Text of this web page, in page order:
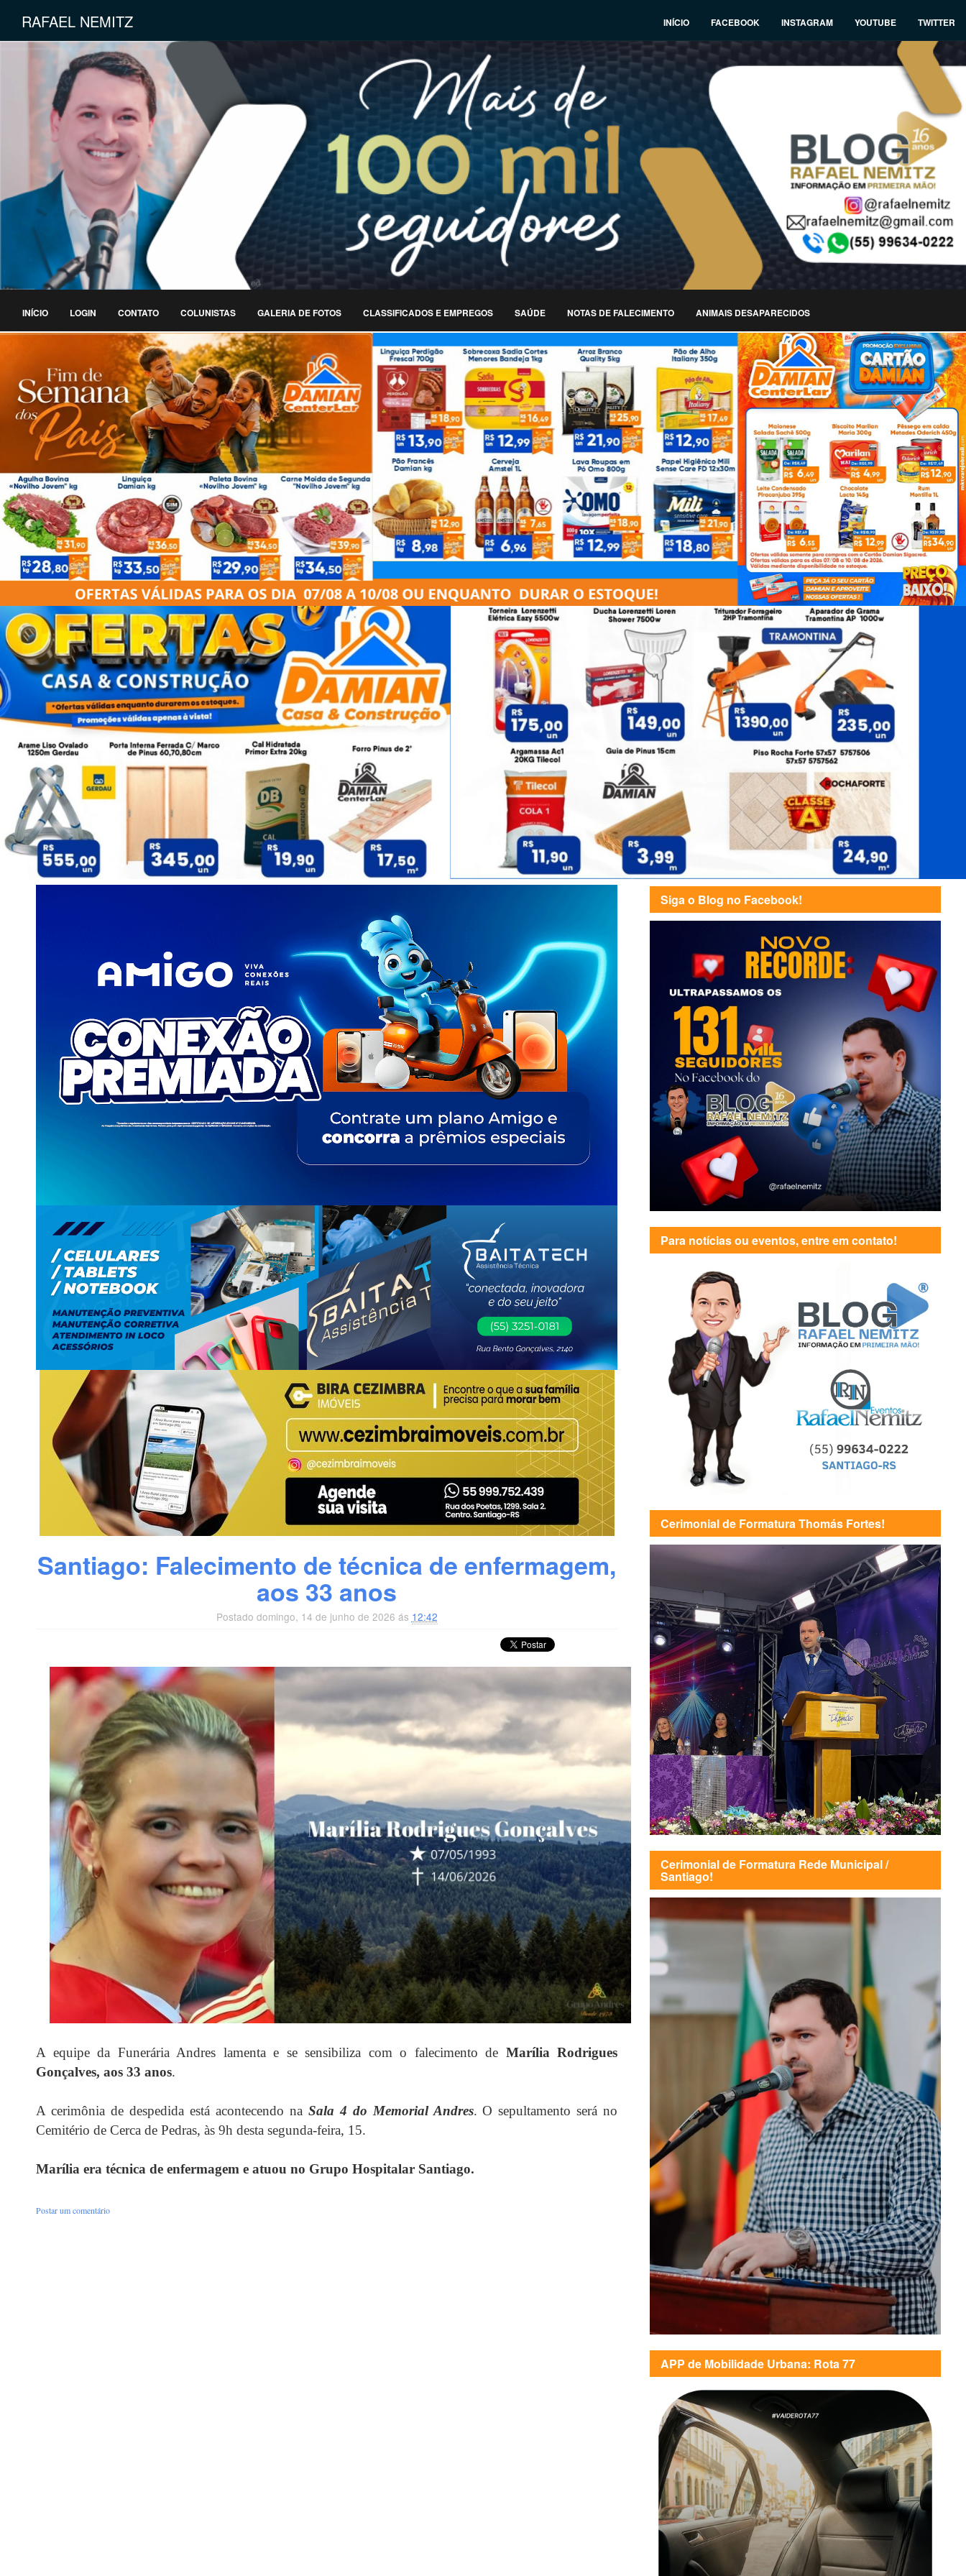
RAFAEL NEMITZ INÍCIO FACEBOOK INSTAGRAM YOUTUBE TWITTER
INÍCIO LOGIN CONTATO COLUNISTAS GALERIA DE FOTOS CLASSIFICADOS E EMPREGOS SAÚDE NOTAS DE FALECIMENTO ANIMAIS DESAPARECIDOS
Santiago: Falecimento de técnica de enfermagem,
aos 33 anos
Postado domingo, 14 de junho de 2026 ás 12:42
A equipe da Funerária Andres lamenta e se sensibiliza com o falecimento de Marília Rodrigues
Gonçalves, aos 33 anos.
A cerimônia de despedida está acontecendo na Sala 4 do Memorial Andres. O sepultamento será no
Cemitério de Cerca de Pedras, às 9h desta segunda-feira, 15.
Marília era técnica de enfermagem e atuou no Grupo Hospitalar Santiago.
Postar um comentário
Siga o Blog no Facebook!
Para notícias ou eventos, entre em contato!
Cerimonial de Formatura Thomás Fortes!
Cerimonial de Formatura Rede Municipal /
Santiago!
APP de Mobilidade Urbana: Rota 77